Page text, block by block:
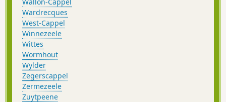
Wardrecques
West-Cappel
Winnezeele
Wittes
Wormhout
Wylder
Zegerscappel
Zermezeele
Zuytpeene